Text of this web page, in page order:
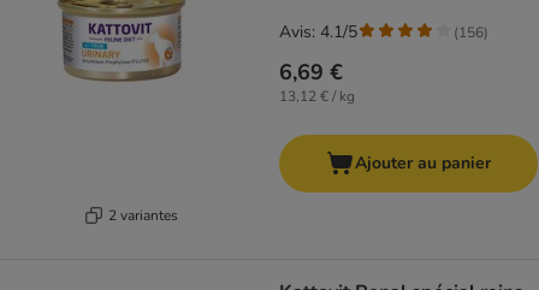
2 variantes
6,69 €
13,12 € / kg
Avis: 4.1/5 (156)
Ajouter au panier